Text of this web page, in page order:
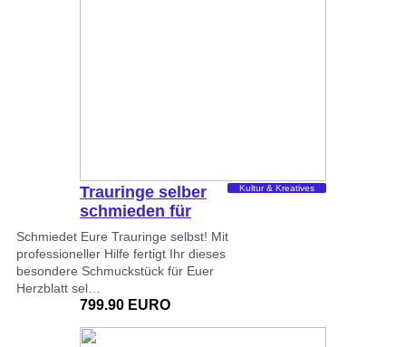
Trauringe selber
schmieden für
Zwei…
Kultur & Kreatives
Schmiedet Eure Trauringe selbst! Mit
professioneller Hilfe fertigt Ihr dieses
besondere Schmuckstück für Euer
Herzblatt sel…
799.90 EURO